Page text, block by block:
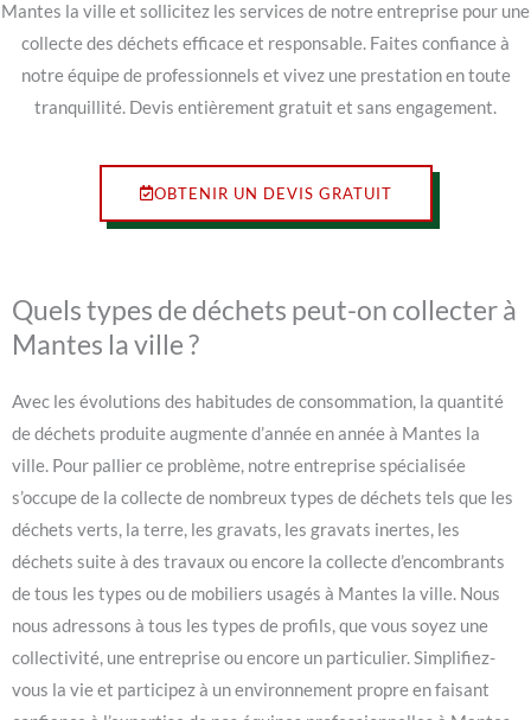
Mantes la ville et sollicitez les services de notre entreprise pour une
collecte des déchets efficace et responsable. Faites confiance à
notre équipe de professionnels et vivez une prestation en toute
tranquillité. Devis entièrement gratuit et sans engagement.
OBTENIR UN DEVIS GRATUIT
Quels types de déchets peut-on collecter à
Mantes la ville ?
Avec les évolutions des habitudes de consommation, la quantité
de déchets produite augmente d’année en année à Mantes la
ville. Pour pallier ce problème, notre entreprise spécialisée
s’occupe de la collecte de nombreux types de déchets tels que les
déchets verts, la terre, les gravats, les gravats inertes, les
déchets suite à des travaux ou encore la collecte d’encombrants
de tous les types ou de mobiliers usagés à Mantes la ville. Nous
nous adressons à tous les types de profils, que vous soyez une
collectivité, une entreprise ou encore un particulier. Simplifiez-
vous la vie et participez à un environnement propre en faisant